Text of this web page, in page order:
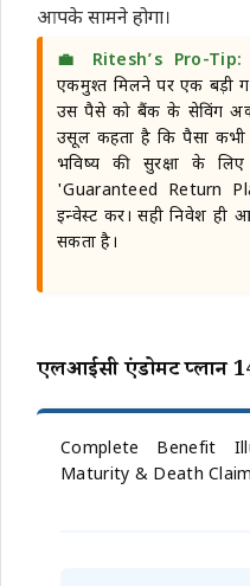
आपके सामने होगा।
💼 Ritesh’s Pro-Tip:
एकमुश्त मिलने पर एक बड़ी
उस पैसे को बैंक के सेविंग
उसूल कहता है कि पैसा कभी
भविष्य की सुरक्षा के
'Guaranteed Return
इन्वेस्ट करें। सही निवेश ही
सकता है।
एलआईसी एंडोमेंट प्लान
Complete Benefit
Maturity & Death Claim